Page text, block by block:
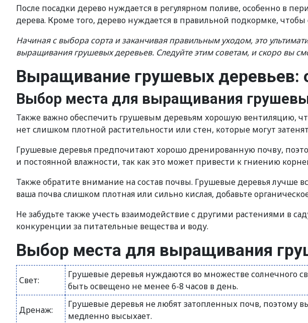
После посадки дерево нуждается в регулярном поливе, особенно в
дерева. Кроме того, дерево нуждается в правильной подкормке,
Начиная с выбора сорта и заканчивая правильным уходом, это
выращивания грушевых деревьев. Следуйте этим советам, и скоро вы
Выращивание грушевых деревьев:
Выбор места для выращивания
Также важно обеспечить грушевым деревьям хорошую вентиляцию,
нет слишком плотной растительности или стен, которые могут
Грушевые деревья предпочитают хорошо дренированную почву,
и постоянной влажности, так как это может привести к гниению
Также обратите внимание на состав почвы. Грушевые деревья лучше
ваша почва слишком плотная или сильно кислая, добавьте
Не забудьте также учесть взаимодействие с другими растениями в
конкуренции за питательные вещества и воду.
Выбор места для выращивания
Свет:
Грушевые деревья нуждаются во множестве солнечного
быть освещено не менее 6-8 часов в день.
Дренаж:
Грушевые деревья не любят затопленных почв, поэтому
медленно высыхает.